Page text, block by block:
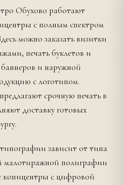
Обухово работают
с полным спектром
можно заказать визитки
печать буклетов и
баннеров и наружной
с логотипом.
срочную печать в
доставку готовых
зависит от типа
малотиражной полиграфии
копицентры с цифровой